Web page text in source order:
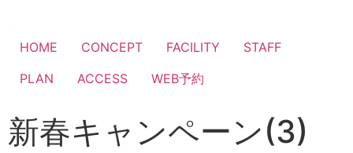
HOME CONCEPT FACILITY
STAFF
PLAN
ACCESS WEB予約
新春キャンペーン(3)